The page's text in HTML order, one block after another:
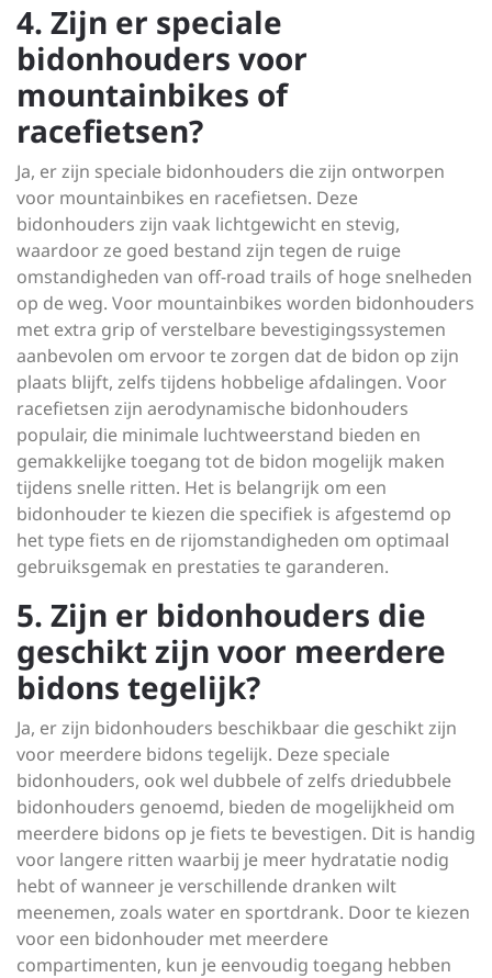
4. Zijn er speciale
bidonhouders voor
mountainbikes of
racefietsen?
Ja, er zijn speciale bidonhouders die zijn ontworpen
voor mountainbikes en racefietsen. Deze
bidonhouders zijn vaak lichtgewicht en stevig,
waardoor ze goed bestand zijn tegen de ruige
omstandigheden van off-road trails of hoge snelheden
op de weg. Voor mountainbikes worden bidonhouders
met extra grip of verstelbare bevestigingssystemen
aanbevolen om ervoor te zorgen dat de bidon op zijn
plaats blijft, zelfs tijdens hobbelige afdalingen. Voor
racefietsen zijn aerodynamische bidonhouders
populair, die minimale luchtweerstand bieden en
gemakkelijke toegang tot de bidon mogelijk maken
tijdens snelle ritten. Het is belangrijk om een
bidonhouder te kiezen die specifiek is afgestemd op
het type fiets en de rijomstandigheden om optimaal
gebruiksgemak en prestaties te garanderen.
5. Zijn er bidonhouders die
geschikt zijn voor meerdere
bidons tegelijk?
Ja, er zijn bidonhouders beschikbaar die geschikt zijn
voor meerdere bidons tegelijk. Deze speciale
bidonhouders, ook wel dubbele of zelfs driedubbele
bidonhouders genoemd, bieden de mogelijkheid om
meerdere bidons op je fiets te bevestigen. Dit is handig
voor langere ritten waarbij je meer hydratatie nodig
hebt of wanneer je verschillende dranken wilt
meenemen, zoals water en sportdrank. Door te kiezen
voor een bidonhouder met meerdere
compartimenten, kun je eenvoudig toegang hebben